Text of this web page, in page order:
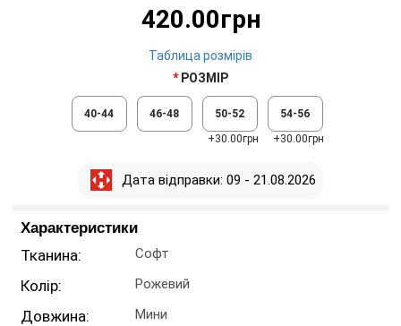
420.00грн
Таблица розмірів
РОЗМІР
40-44 46-48
50-52
+30.00грн
54-56
+30.00грн
Дата відправки: 09 - 21.08.2026
Характеристики
Тканина: Софт
Колір: Рожевий
Довжина: Мини